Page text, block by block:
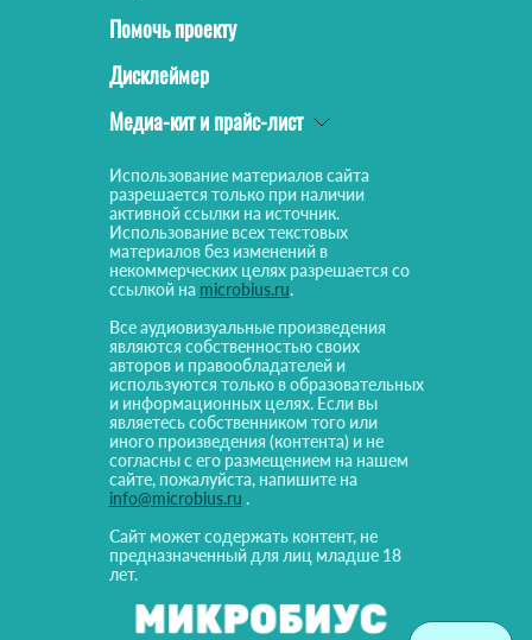
Помочь проекту
Дисклеймер
Медиа-кит и прайс-лист
Использование материалов сайта
разрешается только при наличии
активной ссылки на источник.
Использование всех текстовых
материалов без изменений в
некоммерческих целях разрешается со
ссылкой на microbius.ru.
Все аудиовизуальные произведения
являются собственностью своих
авторов и правообладателей и
используются только в образовательных
и информационных целях. Если вы
являетесь собственником того или
иного произведения (контента) и не
согласны с его размещением на нашем
сайте, пожалуйста, напишите на
info@microbius.ru .
Сайт может содержать контент, не
предназначенный для лиц младше 18
лет.